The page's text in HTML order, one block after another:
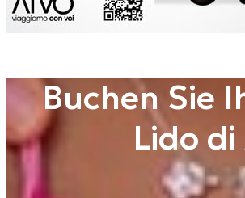
Buchen Sie
Lido